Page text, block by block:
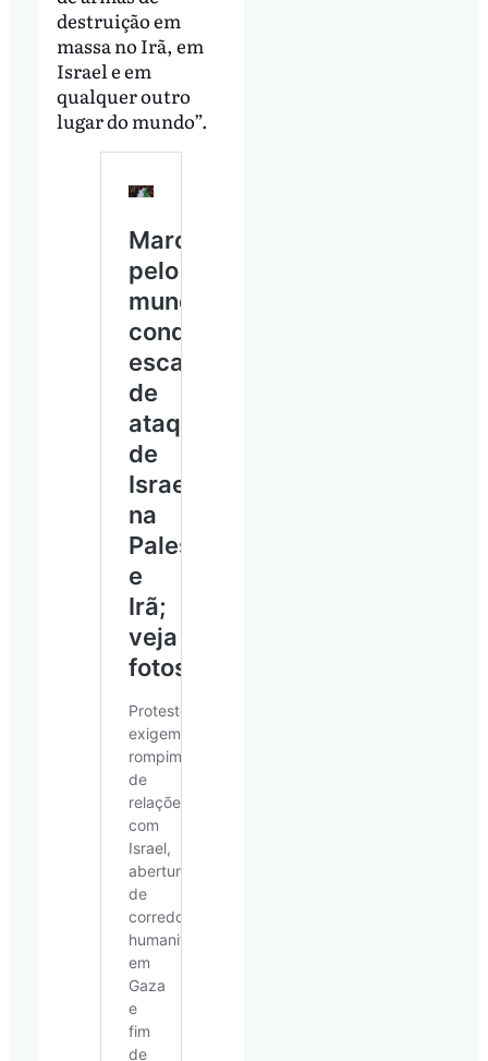
destruição em
massa no Irã, em
Israel e em
qualquer outro
lugar do mundo”.